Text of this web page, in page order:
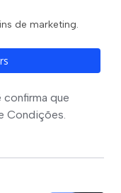
de marketing.
que
Condições.